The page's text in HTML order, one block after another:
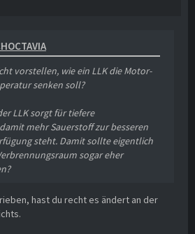
vorstellen, wie ein LLK die Motor-
senken soll?
LLK sorgt für tiefere
mehr Sauerstoff zur besseren
steht. Damit sollte eigentlich
sogar eher
hast du recht es ändert an der